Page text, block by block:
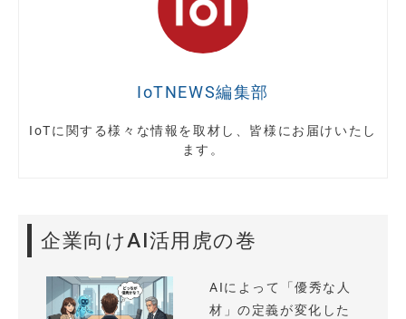
IoTNEWS編集部
IoTに関する様々な情報を取材し、皆様にお届けいたし
ます。
企業向けAI活用虎の巻
AIによって「優秀な人
材」の定義が変化した